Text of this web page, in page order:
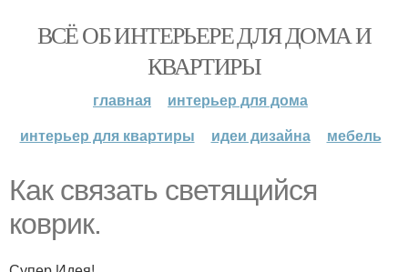
ВСЁ ОБ ИНТЕРЬЕРЕ ДЛЯ ДОМА И
КВАРТИРЫ
главная
интерьер для дома
интерьер для квартиры
идеи дизайна мебель
Как связать светящийся
коврик.